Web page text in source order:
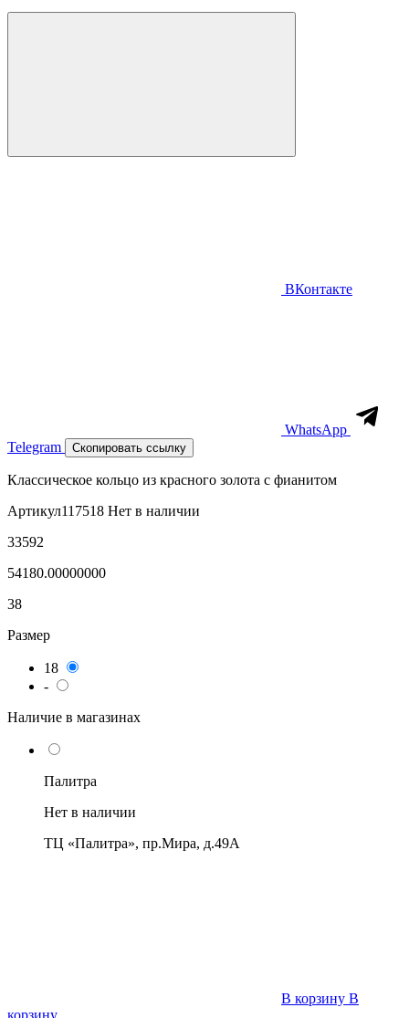
ВКонтакте
WhatsApp
Telegram
Скопировать ссылку
Классическое кольцо из красного золота с фианитом
Артикул117518 Нет в наличии
33592
54180.00000000
38
Размер
18
-
Наличие в магазинах
Палитра
Нет в наличии
ТЦ «Палитра», пр.Мира, д.49А
В корзину В
корзину